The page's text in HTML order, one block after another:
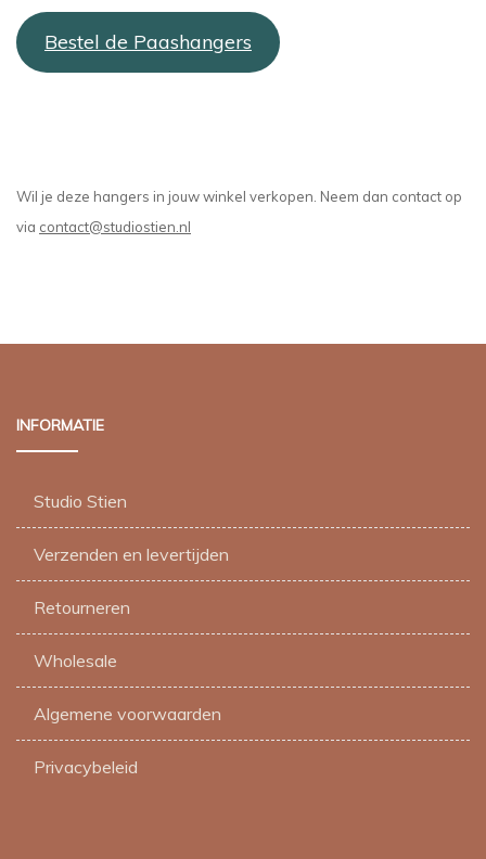
Bestel de Paashangers
Wil je deze hangers in jouw winkel verkopen. Neem dan contact op
via contact@studiostien.nl
INFORMATIE
Studio Stien
Verzenden en levertijden
Retourneren
Wholesale
Algemene voorwaarden
Privacybeleid